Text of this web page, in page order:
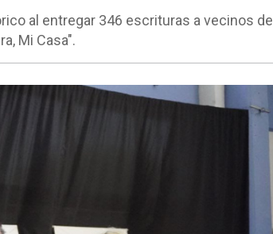
al entregar 346 escrituras a vecinos del
Mi Casa".